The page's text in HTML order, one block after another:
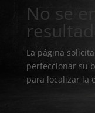
No se
La página
perfeccionar su
para localizar la